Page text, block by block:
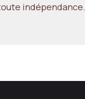
indépendance.